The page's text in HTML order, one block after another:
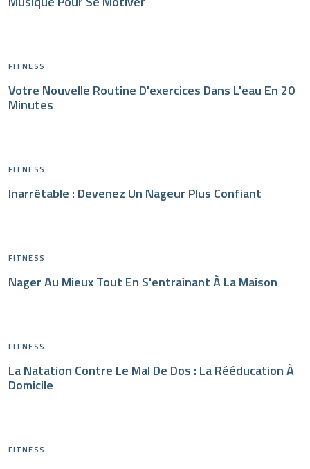
FITNESS
Votre Nouvelle Routine D'exercices Dans L'eau En 20
Minutes
FITNESS
Inarrêtable : Devenez Un Nageur Plus Confiant
FITNESS
Nager Au Mieux Tout En S'entraînant À La Maison
FITNESS
La Natation Contre Le Mal De Dos : La Rééducation À
Domicile
FITNESS